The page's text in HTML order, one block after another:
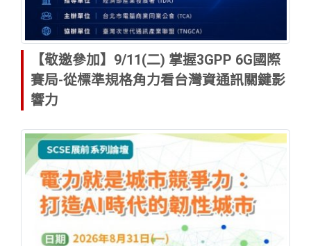
【敬邀參加】9/11(二) 掌握3GPP 6G國際
賽局-從標準規格角力看台灣資通訊關鍵影
響力